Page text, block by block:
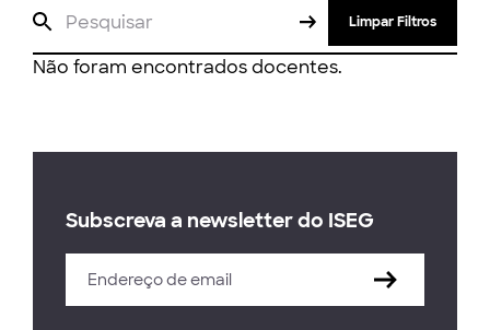
Limpar Filtros
Não foram encontrados docentes.
Subscreva a newsletter do ISEG